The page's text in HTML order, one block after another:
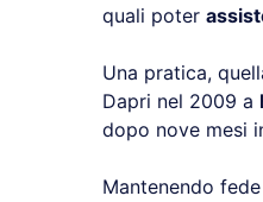
quali poter
Una pratica,
Dapri nel 2009 a
dopo nove mesi
Mantenendo